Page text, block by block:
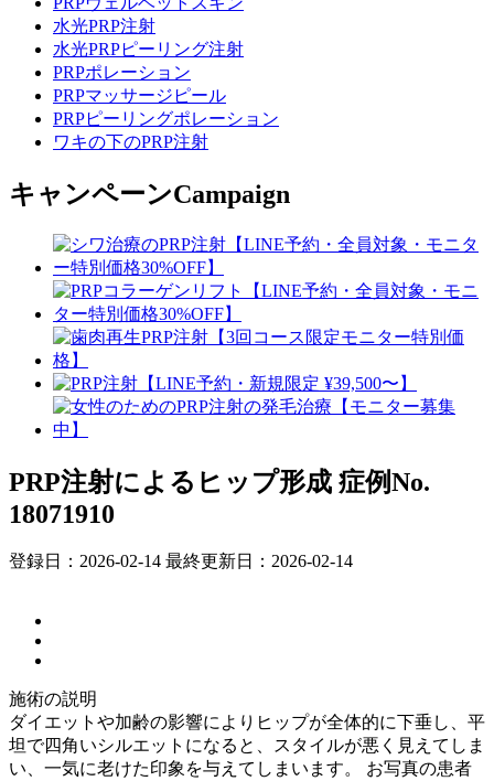
水光PRP注射
水光PRPピーリング注射
PRPポレーション
PRPマッサージピール
PRPピーリングポレーション
ワキの下のPRP注射
キャンペーンCampaign
PRP注射によるヒップ形成 症例No.
18071910
登録日：2026-02-14 最終更新日：2026-02-14
施術の説明
ダイエットや加齢の影響によりヒップが全体的に下垂し、平
坦で四角いシルエットになると、スタイルが悪く見えてしま
い、一気に老けた印象を与えてしまいます。 お写真の患者